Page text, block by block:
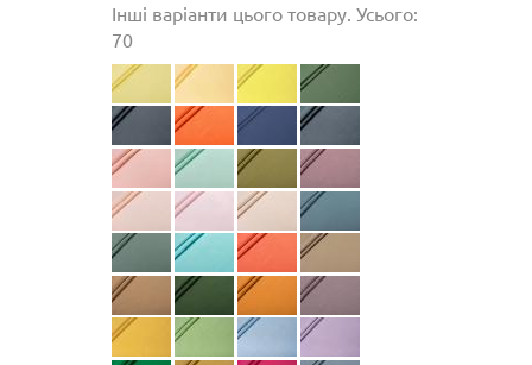
Інші варіанти цього товару. Усього:
70